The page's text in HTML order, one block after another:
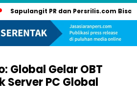
PR dan Persrilis.com Bisa Tayangkan
Global Gelar OBT
Server PC Global